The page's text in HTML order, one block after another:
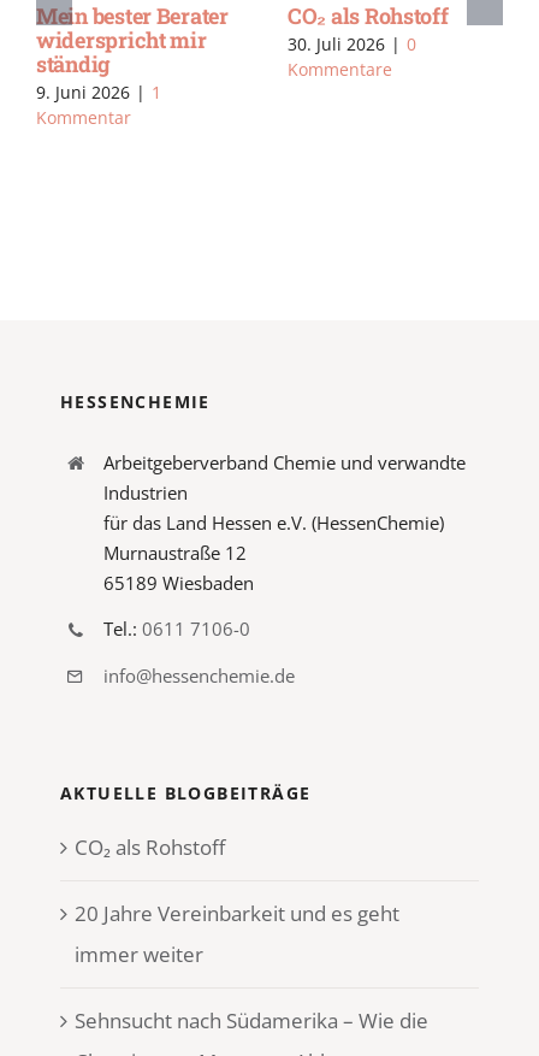
20 Jahre
Vereinbarkeit und es
geht immer weiter
24. Juli 2026
Kommentare
Mein bester
widerspricht mir
ständig
HESSENCHEMIE
Arbeitgeberverband Chemie und verwandte
Industrien
für das Land Hessen e.V. (HessenChemie)
Murnaustraße 12
65189 Wiesbaden
Tel.: 0611 7106-0
info@hessenchemie.de
AKTUELLE BLOGBEITRÄGE
CO₂ als Rohstoff
20 Jahre Vereinbarkeit und es geht
immer weiter
Sehnsucht nach Südamerika – Wie die